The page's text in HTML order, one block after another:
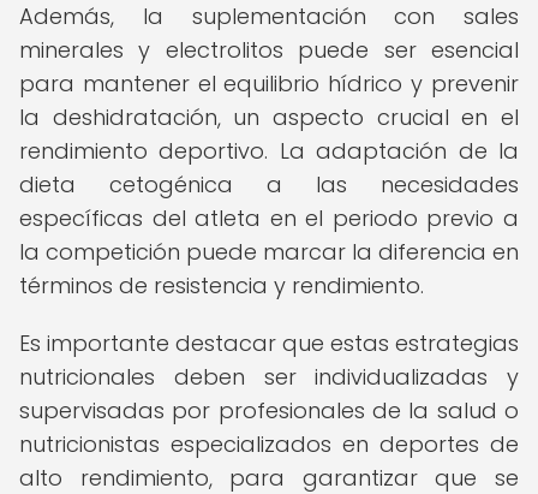
Además, la suplementación con sales
minerales y electrolitos puede ser esencial
para mantener el equilibrio hídrico y prevenir
la deshidratación, un aspecto crucial en el
rendimiento deportivo. La adaptación de la
dieta cetogénica a las necesidades
específicas del atleta en el periodo previo a
la competición puede marcar la diferencia en
términos de resistencia y rendimiento.
Es importante destacar que estas estrategias
nutricionales deben ser individualizadas y
supervisadas por profesionales de la salud o
nutricionistas especializados en deportes de
alto rendimiento, para garantizar que se